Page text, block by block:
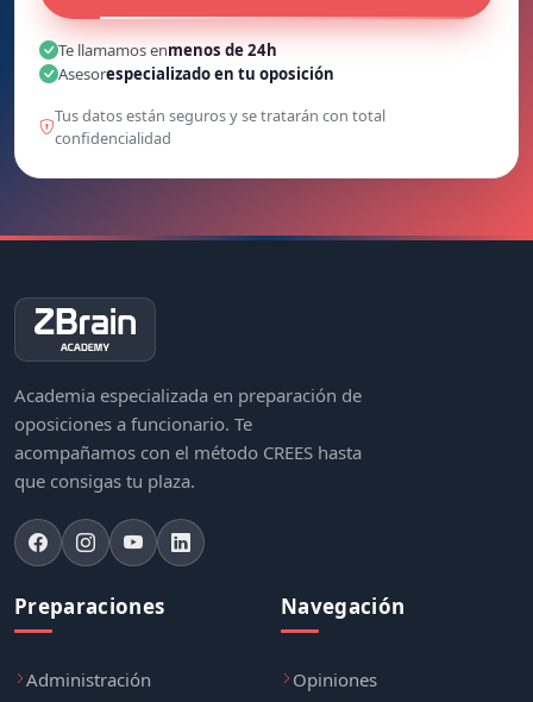
Te llamamos enmenos de 24h
Asesorespecializado en tu oposición
Tus datos están seguros y se tratarán con total
confidencialidad
Academia especializada en preparación de
oposiciones a funcionario. Te
acompañamos con el método CREES hasta
que consigas tu plaza.
Preparaciones
Administración
Navegación
Opiniones